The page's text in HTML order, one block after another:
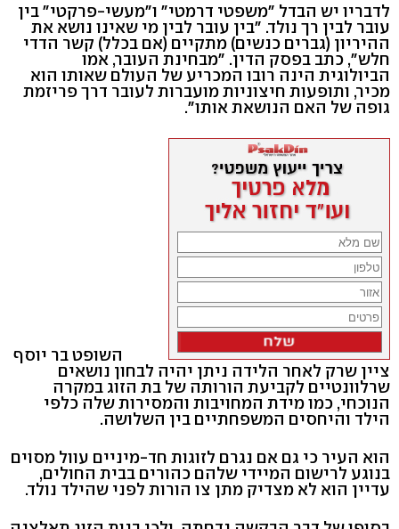
לדבריו יש הבדל "משפטי דרמטי" ו"מעשי-פרקטי" בין
עובר לבין רך נולד. "בין עובר לבין מי שאינו נושא את
ההיריון (גברים כנשים) מתקיים (אם בכלל) קשר הדדי
חלש", כתב בפסק הדין. "מבחינת העובר, אמו
הביולוגית הינה רובו המכריע של העולם שאותו הוא
מכיר, ותופעות חיצוניות מועברות לעובר דרך פריזמת
גופה של האם הנושאת אותו".
השופט בר יוסף
ציין שרק לאחר הלידה ניתן יהיה לבחון נושאים
שרלוונטיים לקביעת הורותה של בת הזוג במקרה
הנוכחי, כמו מידת המחויבות והמסירות שלה כלפי
הילד והיחסים המשפחתיים בין השלושה.
הוא העיר כי גם אם נגרם לזוגות חד-מיניים עוול מסוים
בנוגע לרישום המיידי שלהם כהורים בבית החולים,
עדיין הוא לא מצדיק מתן צו הורות לפני שהילד נולד.